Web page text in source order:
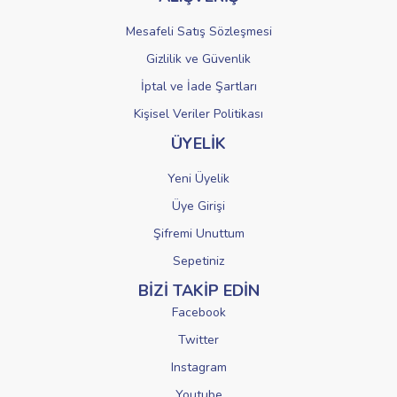
Mesafeli Satış Sözleşmesi
Gizlilik ve Güvenlik
İptal ve İade Şartları
Kişisel Veriler Politikası
ÜYELİK
Yeni Üyelik
Üye Girişi
Şifremi Unuttum
Sepetiniz
BİZİ TAKİP EDİN
Facebook
Twitter
Instagram